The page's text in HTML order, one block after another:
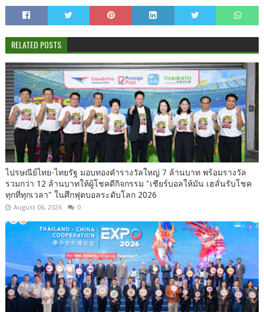
RELATED POSTS
ไปรษณีย์ไทย-ไทยรัฐ มอบทองคำรางวัลใหญ่ 7 ล้านบาท พร้อมรางวัล
รวมกว่า 12 ล้านบาทให้ผู้โชคดีกิจกรรม "เชียร์บอลให้มัน เฮลั่นรับโชค
ทุกที่ทุกเวลา" ในศึกฟุตบอลระดับโลก 2026
August 06, 2026 0